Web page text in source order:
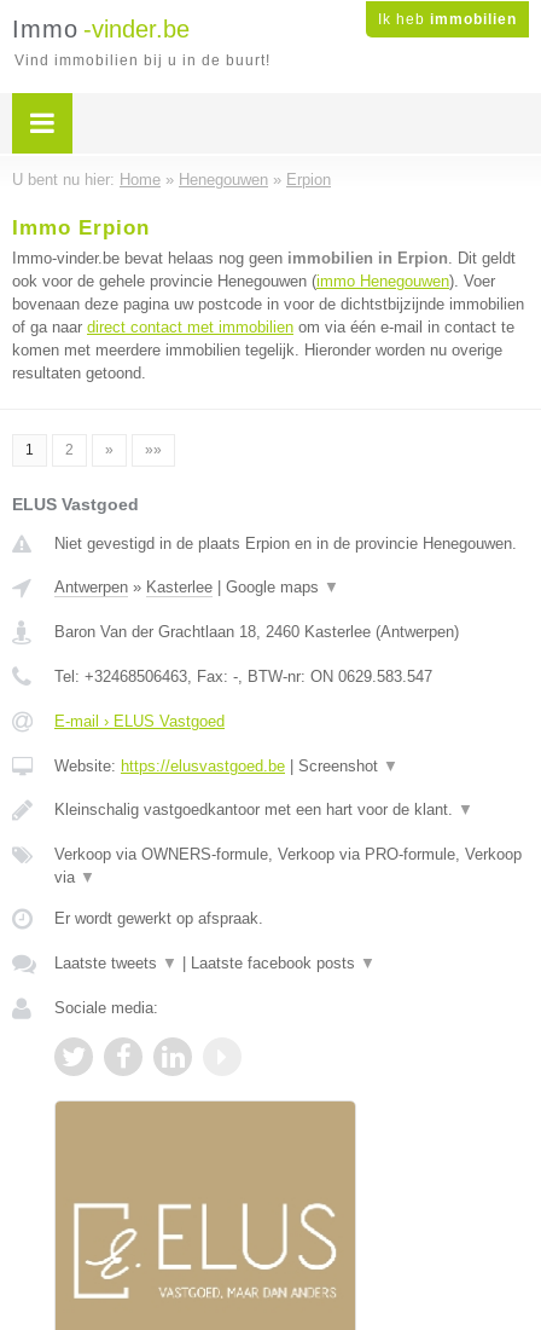
Ik heb immobilien
Immo -vinder.be
Vind immobilien bij u in de buurt!
U bent nu hier: Home » Henegouwen » Erpion
Immo Erpion
Immo-vinder.be bevat helaas nog geen immobilien in Erpion. Dit geldt
ook voor de gehele provincie Henegouwen (immo Henegouwen). Voer
bovenaan deze pagina uw postcode in voor de dichtstbijzijnde immobilien
of ga naar direct contact met immobilien om via één e-mail in contact te
komen met meerdere immobilien tegelijk. Hieronder worden nu overige
resultaten getoond.
1 2 » »»
ELUS Vastgoed
Niet gevestigd in de plaats Erpion en in de provincie Henegouwen.
Antwerpen » Kasterlee Google maps ▼
Baron Van der Grachtlaan 18, 2460 Kasterlee (Antwerpen)
Tel: +32468506463, Fax: -, BTW-nr: ON 0629.583.547
E-mail › ELUS Vastgoed
Website: https://elusvastgoed.be Screenshot ▼
Kleinschalig vastgoedkantoor met een hart voor de klant. ▼
Verkoop via OWNERS-formule, Verkoop via PRO-formule, Verkoop
via ▼
Er wordt gewerkt op afspraak.
Laatste tweets ▼ Laatste facebook posts ▼
Sociale media: